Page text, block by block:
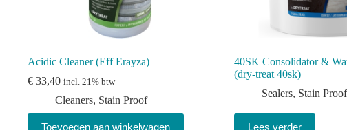
Acidic Cleaner (Eff Erayza)
€ 33,40 incl. 21% btw
Cleaners, Stain Proof
Toevoegen aan winkelwagen
40SK Consolidator &
(dry-treat 40sk)
Sealers, Stain Proof
Lees verder